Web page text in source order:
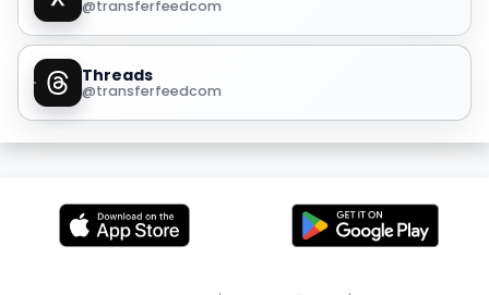
@transferfeedcom
Threads
@transferfeedcom